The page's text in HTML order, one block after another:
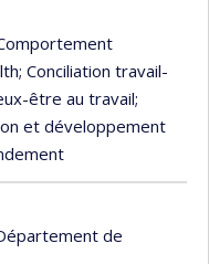
; Conciliation travail-
être au travail;
et développement
de